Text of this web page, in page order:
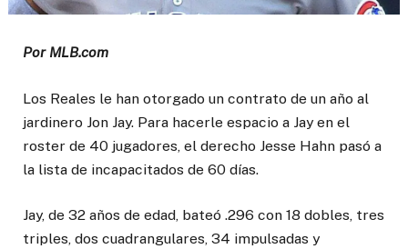
Por MLB.com
Los Reales le han otorgado un contrato de un año al
jardinero Jon Jay. Para hacerle espacio a Jay en el
roster de 40 jugadores, el derecho Jesse Hahn pasó a
la lista de incapacitados de 60 días.
Jay, de 32 años de edad, bateó .296 con 18 dobles, tres
triples, dos cuadrangulares, 34 impulsadas y